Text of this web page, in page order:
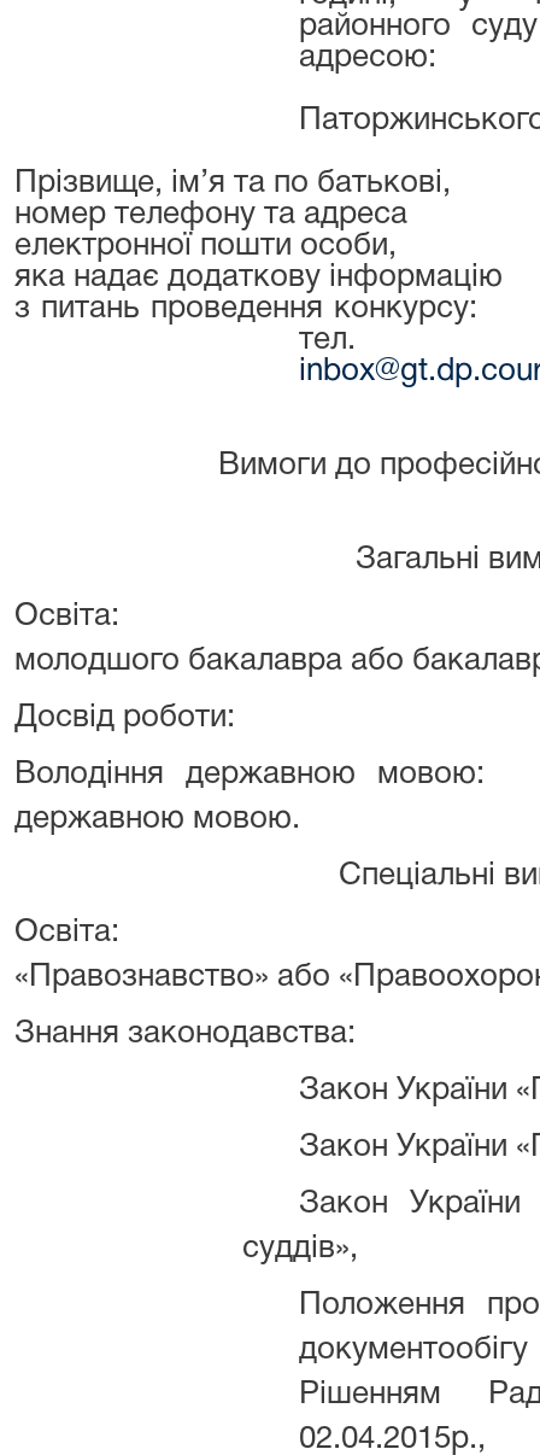
районного
адресою:
Прізвище, ім’я та по батькові,
номер телефону та адреса
електронної пошти особи,
яка надає додаткову інформацію
з питань проведення конкурсу:
тел.
inbox@gt.dp.
Вимоги до
Загальні
Освіта:
молодшого бакалавра або
Досвід роботи:
Володіння державною мовою:
державною мовою.
Спеціальні
Освіта:
«Правознавство» або
Знання законодавства:
Закон України
Закон України
Закон України
суддів»,
Положення
Рішенням
02.04.2015р.,